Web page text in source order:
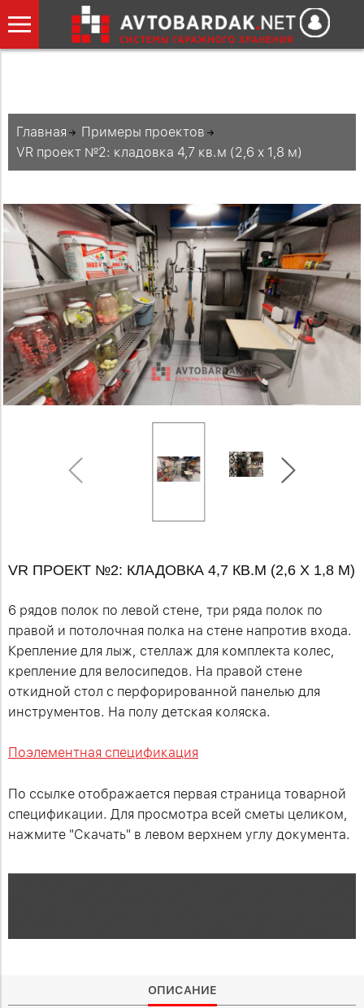
Главная
Примеры проектов
VR проект №2: кладовка 4,7 кв.м (2,6 х 1,8 м)
VR ПРОЕКТ №2: КЛАДОВКА 4,7 КВ.М (2,6 Х 1,8 М)
6 рядов полок по левой стене, три ряда полок по
правой и потолочная полка на стене напротив входа.
Крепление для лыж, стеллаж для комплекта колес,
крепление для велосипедов. На правой стене
откидной стол с перфорированной панелью для
инструментов. На полу детская коляска.
Поэлементная спецификация
По ссылке отображается первая страница товарной
спецификации. Для просмотра всей сметы целиком,
нажмите "Скачать" в левом верхнем углу документа.
ОПИСАНИЕ